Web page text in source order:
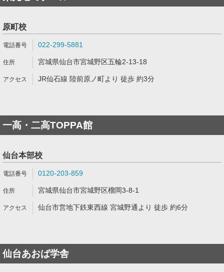
原町校
022-299-5881
宮城県仙台市宮城野区五輪2-13-18
JR仙石線 陸前原ノ町より 徒歩 約3分
一高・二高TOPPA館
仙台本部校
0120-203-859
宮城県仙台市宮城野区榴岡3-8-1
仙台市営地下鉄東西線 宮城野通より 徒歩 約6分
仙台あおば学舎